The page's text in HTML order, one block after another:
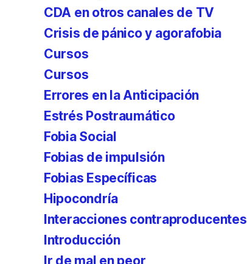
CDA en otros canales de TV
Crisis de pánico y agorafobia
Cursos
Cursos
Errores en la Anticipación
Estrés Postraumático
Fobia Social
Fobias de impulsión
Fobias Específicas
Hipocondría
Interacciones contraproducentes
Introducción
Ir de mal en peor